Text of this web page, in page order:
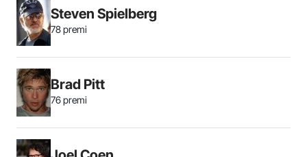
Steven Spielberg
78 premi
Brad Pitt
76 premi